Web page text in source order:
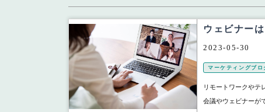
ウェビナー
2023-05-30
マーケティングブロ
リモートワークやテ
会議やウェビナーが